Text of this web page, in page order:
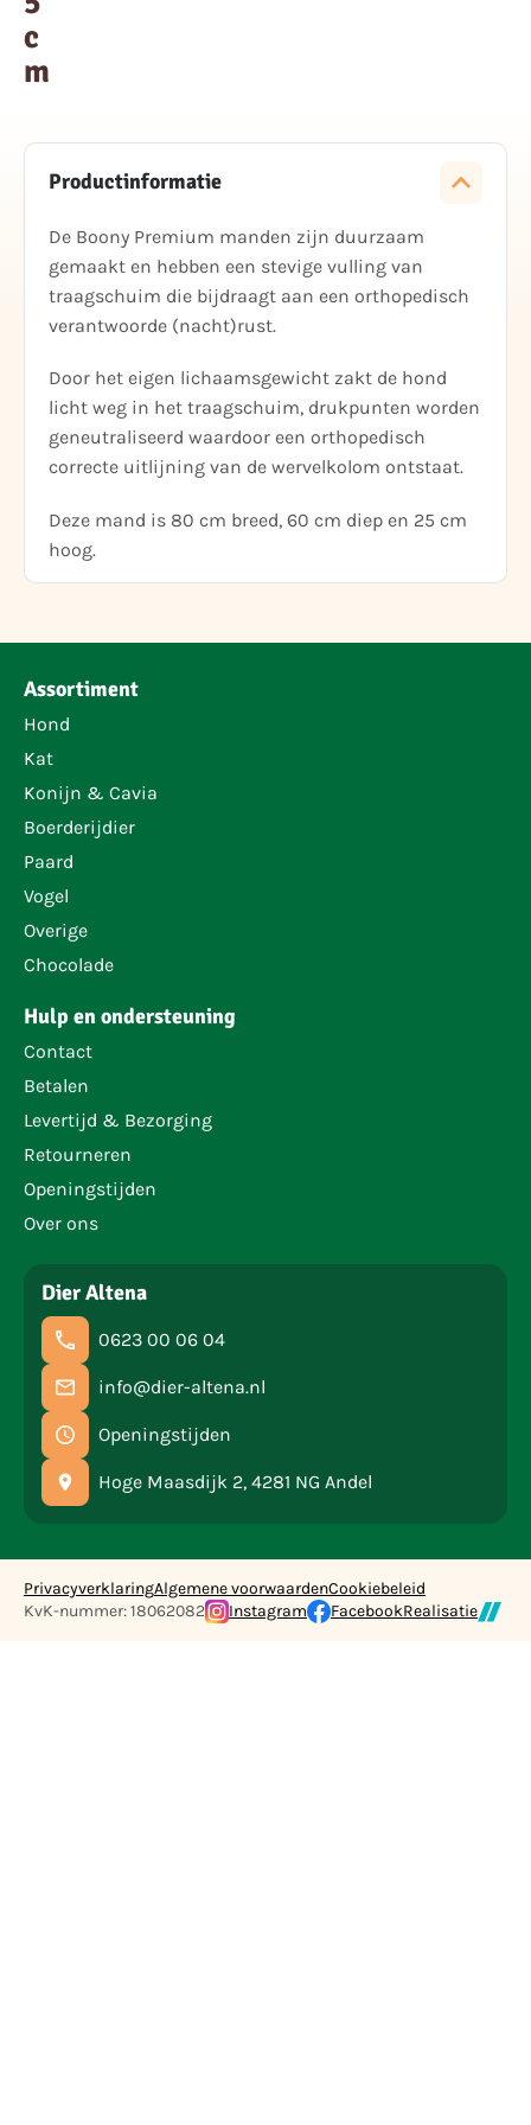
c
m
Productinformatie
De Boony Premium manden zijn duurzaam
gemaakt en hebben een stevige vulling van
traagschuim die bijdraagt aan een orthopedisch
verantwoorde (nacht)rust.
Door het eigen lichaamsgewicht zakt de hond
licht weg in het traagschuim, drukpunten worden
geneutraliseerd waardoor een orthopedisch
correcte uitlijning van de wervelkolom ontstaat.
Deze mand is 80 cm breed, 60 cm diep en 25 cm
hoog.
Assortiment
Hond
Kat
Konijn & Cavia
Boerderijdier
Paard
Vogel
Overige
Chocolade
Hulp en ondersteuning
Contact
Betalen
Levertijd & Bezorging
Retourneren
Openingstijden
Over ons
Dier Altena
0623 00 06 04
info@dier-altena.nl
Openingstijden
Hoge Maasdijk 2, 4281 NG Andel
PrivacyverklaringAlgemene voorwaardenCookiebeleid
KvK-nummer: 18062082
Instagram FacebookRealisatie